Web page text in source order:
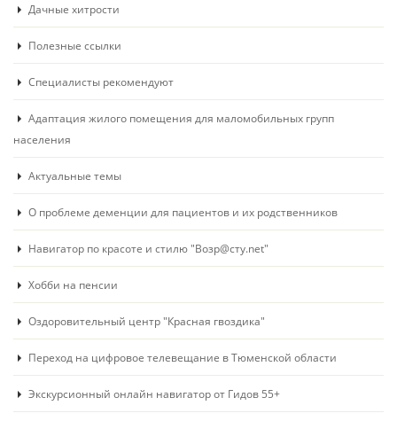
Дачные хитрости
Полезные ссылки
Специалисты рекомендуют
Адаптация жилого помещения для маломобильных групп
населения
Актуальные темы
О проблеме деменции для пациентов и их родственников
Навигатор по красоте и стилю "Возр@сту.net"
Хобби на пенсии
Оздоровительный центр "Красная гвоздика"
Переход на цифровое телевещание в Тюменской области
Экскурсионный онлайн навигатор от Гидов 55+